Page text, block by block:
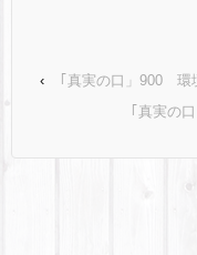
‹
｢真実の口」900 環
｢真実の